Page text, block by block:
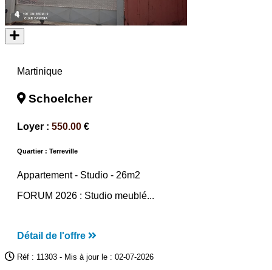
4
Martinique
Schoelcher
Loyer : 550.00 €
Quartier : Terreville
Appartement - Studio - 26m2
FORUM 2026 : Studio meublé...
Détail de l'offre
Réf : 11303 - Mis à jour le : 02-07-2026